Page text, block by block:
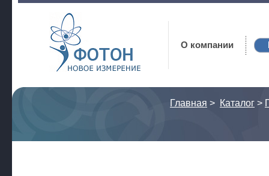
Фотон
О компании
Главная > Каталог >